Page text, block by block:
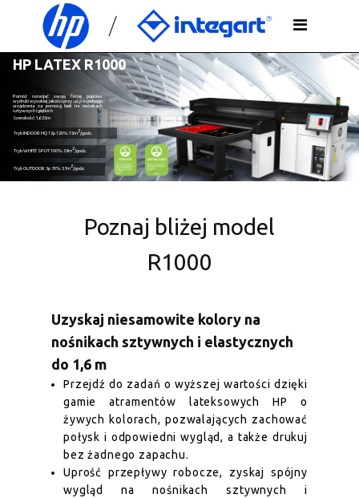
HP LATEX R1000
Pomóż rozwijać swoją firmę poprzez
wydruki wysokiej jakości przy użyciu jednego
urządzenia za pomocą bieli na nośnikach
sztywnych i giętkich
Szerokość: 1,625m
TrybINDOOR HQ12p 120%: 15m2/godz.
TrybWHITE SPOT100%: 28m2/godz.
TrybOUTDOOR3p 70%: 57m2/godz.
Poznaj bliżej model
R1000
Uzyskaj niesamowite kolory na
nośnikach sztywnych i elastycznych
do 1,6 m
Przejdź do zadań o wyższej wartości dzięki
gamie atramentów lateksowych HP o
żywych kolorach, pozwalających zachować
połysk i odpowiedni wygląd, a także drukuj
bez żadnego zapachu.
Uprość przepływy robocze, zyskaj spójny
wygląd na nośnikach sztywnych i